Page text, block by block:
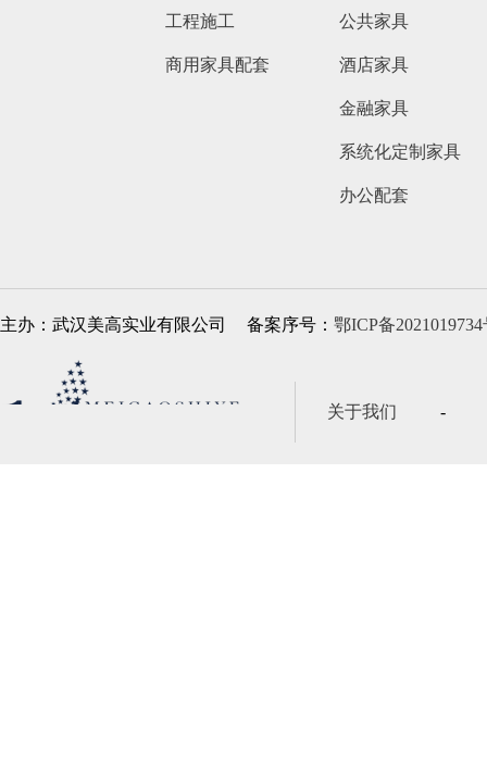
工程施工
商用家具配套
公共家具
酒店家具
金融家具
系统化定制家具
办公配套
主办：武汉美高实业有限公司 备案序号： 鄂ICP备2021019734